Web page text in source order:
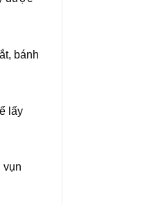
bánh
lấy
vụn